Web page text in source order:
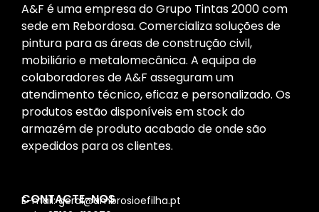
A&F é uma empresa do Grupo Tintas 2000 com
sede em Rebordosa. Comercializa soluções de
pintura para as áreas de construção civil,
mobiliário e metalomecânica. A equipa de
colaboradores de A&F asseguram um
atendimento técnico, eficaz e personalizado. Os
produtos estão disponíveis em stock do
armazém de produto acabado de onde são
expedidos para os clientes.
CONTACTE-NOS
E-mail: geral@ambrosioefilha.pt